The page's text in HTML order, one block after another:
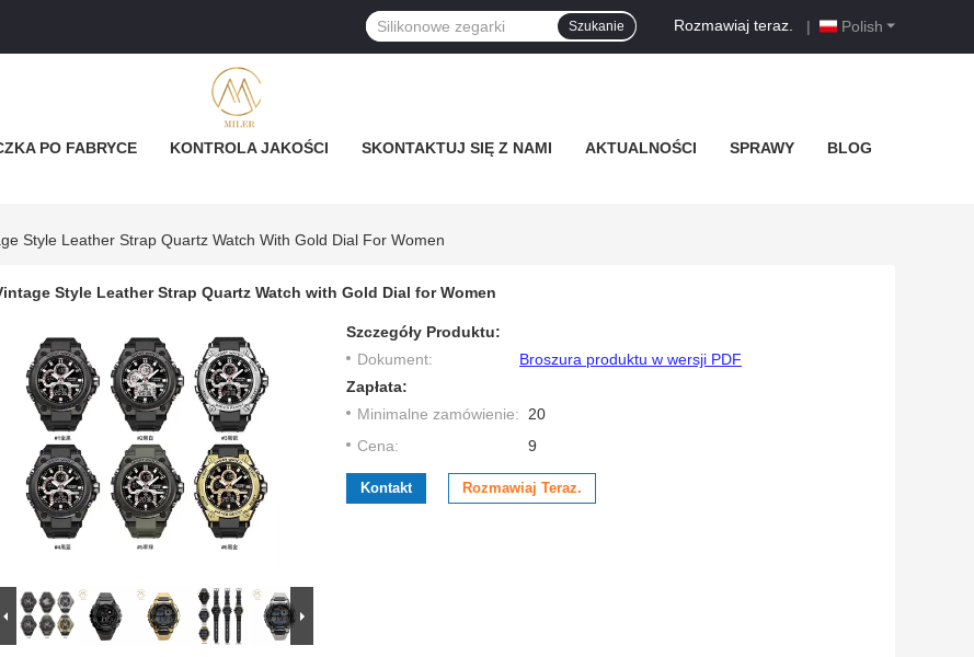
Polish
Rozmawiaj teraz. |
Szukanie
PO FABRYCE KONTROLA JAKOŚCI SKONTAKTUJ SIĘ Z NAMI AKTUALNOŚCI SPRAWY BLOG
Style Leather Strap Quartz Watch With Gold Dial For Women
Style Leather Strap Quartz Watch with Gold Dial for Women
Szczegóły Produktu:
Dokument:
Broszura produktu w wersji PDF
Zapłata:
Minimalne zamówienie: 20
Cena:
9
Kontakt Rozmawiaj Teraz.